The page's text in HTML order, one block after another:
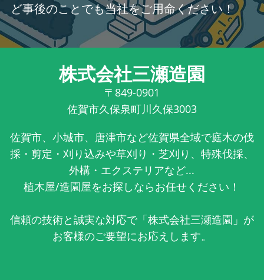
ど事後のことでも当社をご用命ください！
株式会社三瀬造園
〒849-0901
佐賀市久保泉町川久保3003
佐賀市、小城市、唐津市など佐賀県全域で庭木の伐
採・剪定・刈り込みや草刈り・芝刈り、特殊伐採、
外構・エクステリアなど...
植木屋/造園屋をお探しならお任せください！
信頼の技術と誠実な対応で「株式会社三瀬造園」が
お客様のご要望にお応えします。